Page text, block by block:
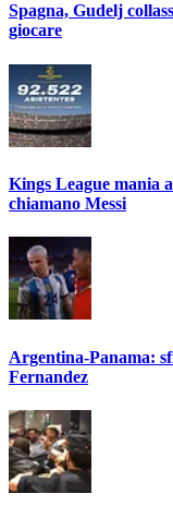
Spagna, Gudelj
giocare
Kings League mania
chiamano Messi
Argentina-Panama:
Fernandez